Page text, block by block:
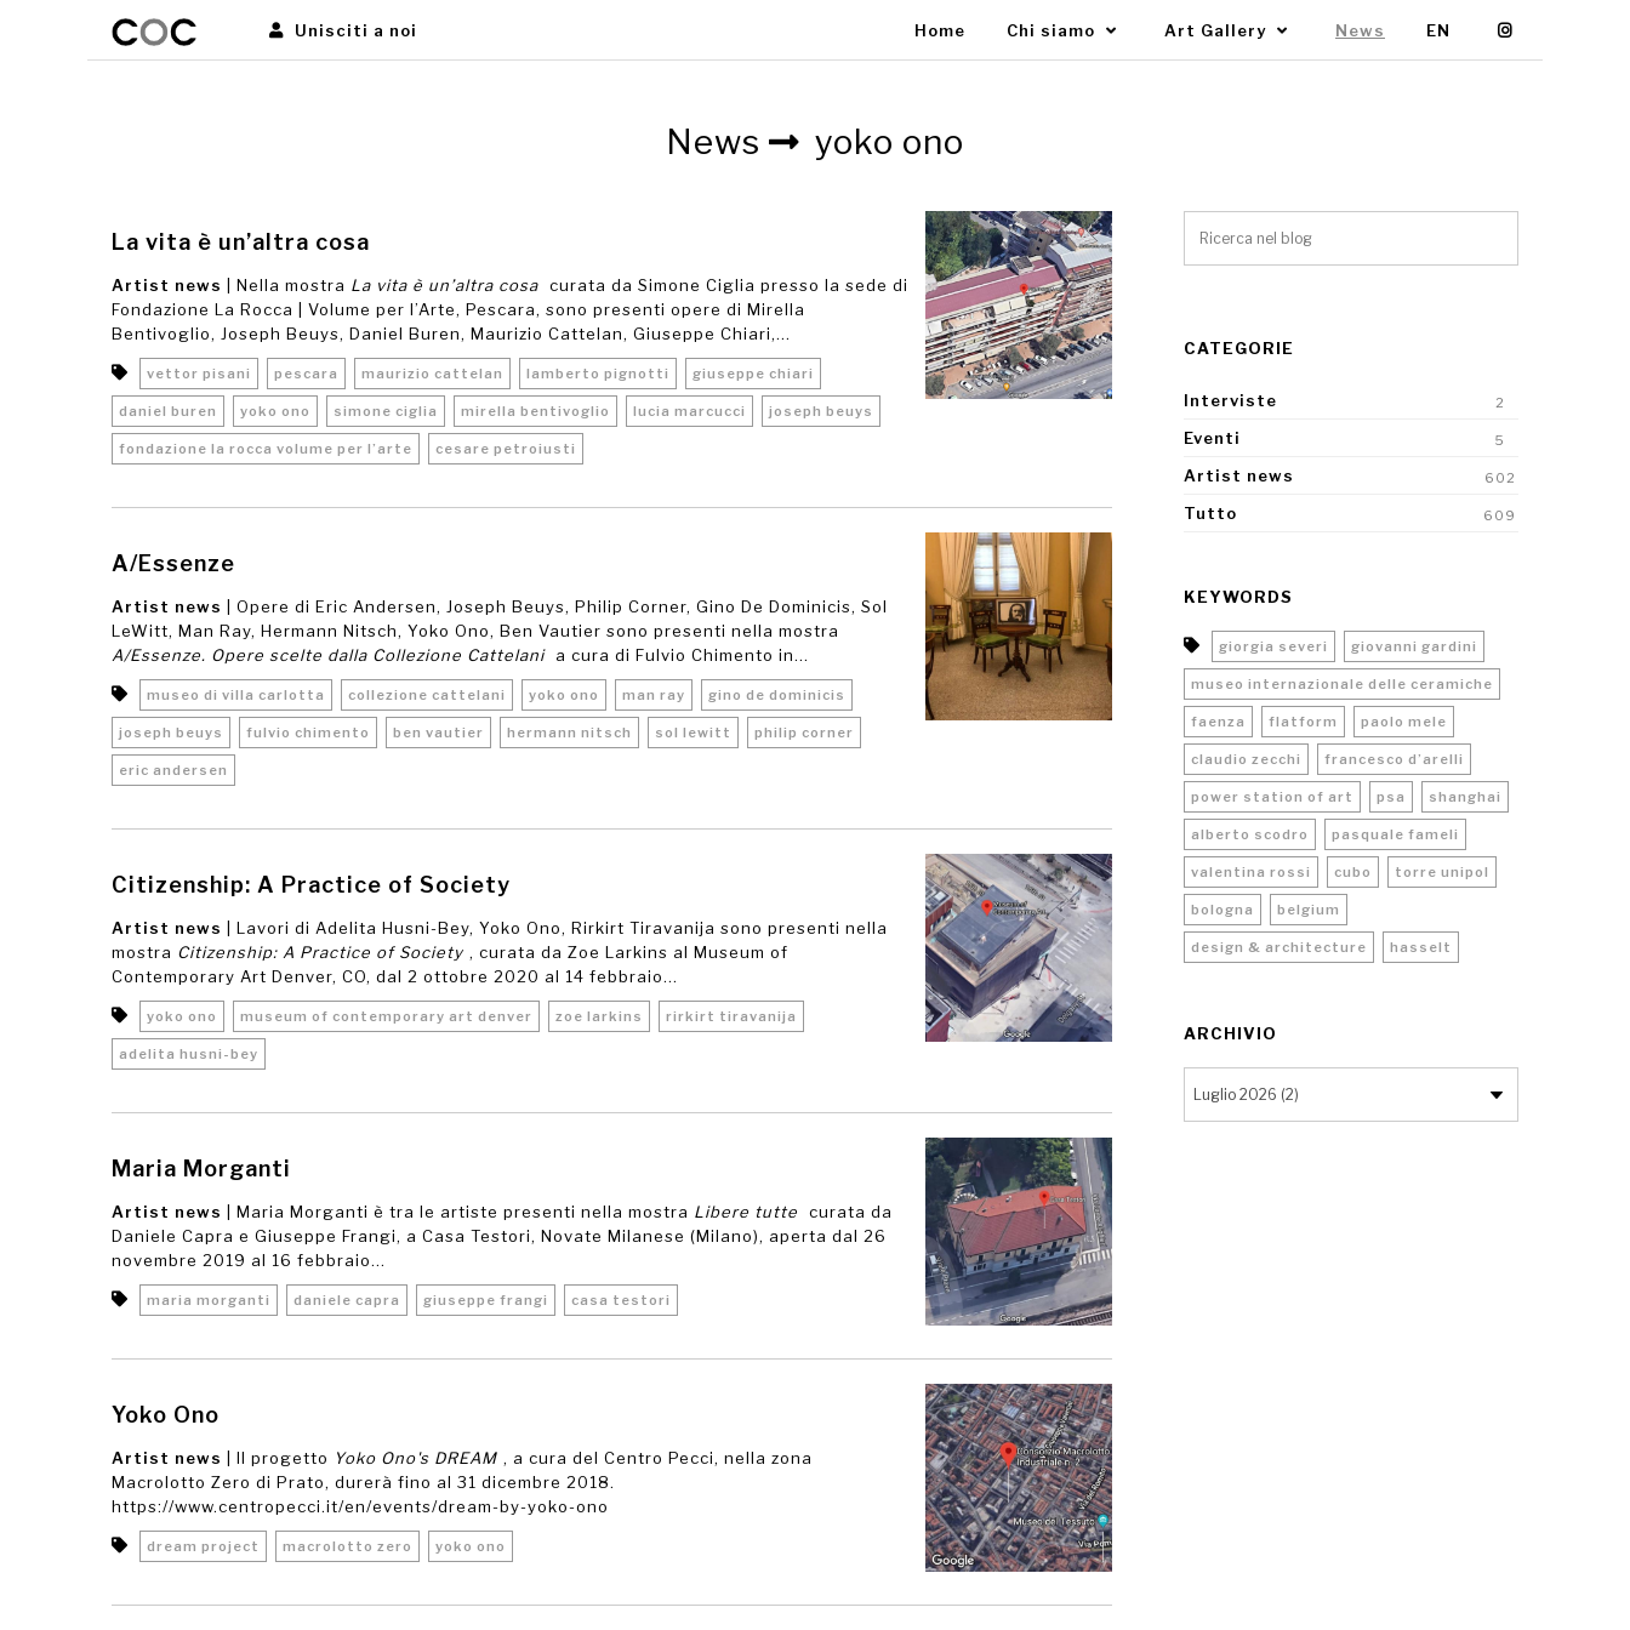
Unisciti a noi Home Chi siamo Art Gallery News EN
News yoko ono
La vita è un’altra cosa
Artist news | Nella mostra La vita è un’altra cosa curata da Simone Ciglia presso la sede di
Fondazione La Rocca | Volume per l’Arte, Pescara, sono presenti opere di Mirella
Bentivoglio, Joseph Beuys, Daniel Buren, Maurizio Cattelan, Giuseppe Chiari,...
vettor pisani pescara maurizio cattelan lamberto pignotti giuseppe chiari
daniel buren yoko ono simone ciglia mirella bentivoglio lucia marcucci joseph beuys
fondazione la rocca volume per l’arte cesare petroiusti
A/Essenze
Artist news
| Opere di Eric Andersen, Joseph Beuys, Philip Corner, Gino De Dominicis, Sol
LeWitt, Man Ray, Hermann Nitsch, Yoko Ono, Ben Vautier sono presenti nella mostra
A/Essenze. Opere scelte dalla Collezione Cattelani
a cura di Fulvio Chimento in...
museo di villa carlotta collezione cattelani yoko ono man ray gino de dominicis
joseph beuys fulvio chimento ben vautier hermann nitsch sol lewitt philip corner
eric andersen
Citizenship: A Practice of Society
Artist news
| Lavori di Adelita Husni-Bey, Yoko Ono, Rirkirt Tiravanija sono presenti nella
mostra Citizenship: A Practice of Society , curata da Zoe Larkins al Museum of
Contemporary Art Denver, CO, dal 2 ottobre 2020 al 14 febbraio...
yoko ono museum of contemporary art denver zoe larkins rirkirt tiravanija
adelita husni-bey
Maria Morganti
Artist news | Maria Morganti è tra le artiste presenti nella mostra Libere tutte
curata da
Daniele Capra e Giuseppe Frangi, a Casa Testori, Novate Milanese (Milano), aperta dal 26
novembre 2019 al 16 febbraio...
maria morganti daniele capra giuseppe frangi casa testori
Yoko Ono
Artist news | Il progetto Yoko Ono's DREAM , a cura del Centro Pecci, nella zona
Macrolotto Zero di Prato, durerà fino al 31 dicembre 2018.
https://www.centropecci.it/en/events/dream-by-yoko-ono
dream project macrolotto zero yoko ono
CATEGORIE
Interviste 2
Eventi 5
Artist news 602
Tutto 609
KEYWORDS
giorgia severi giovanni gardini
museo internazionale delle ceramiche
faenza flatform paolo mele
claudio zecchi francesco d’arelli
power station of art psa shanghai
alberto scodro pasquale fameli
valentina rossi cubo torre unipol
bologna belgium
design & architecture hasselt
ARCHIVIO